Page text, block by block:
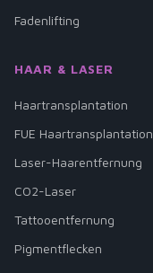
Fadenlifting
HAAR & LASER
Haartransplantation
FUE Haartransplantation
Laser-Haarentfernung
CO2-Laser
Tattooentfernung
Pigmentflecken